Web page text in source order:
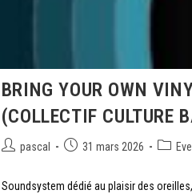
BRING YOUR OWN
(COLLECTIF CULTURE
pascal 31 mars 2026
Soundsystem dédié au plaisir des